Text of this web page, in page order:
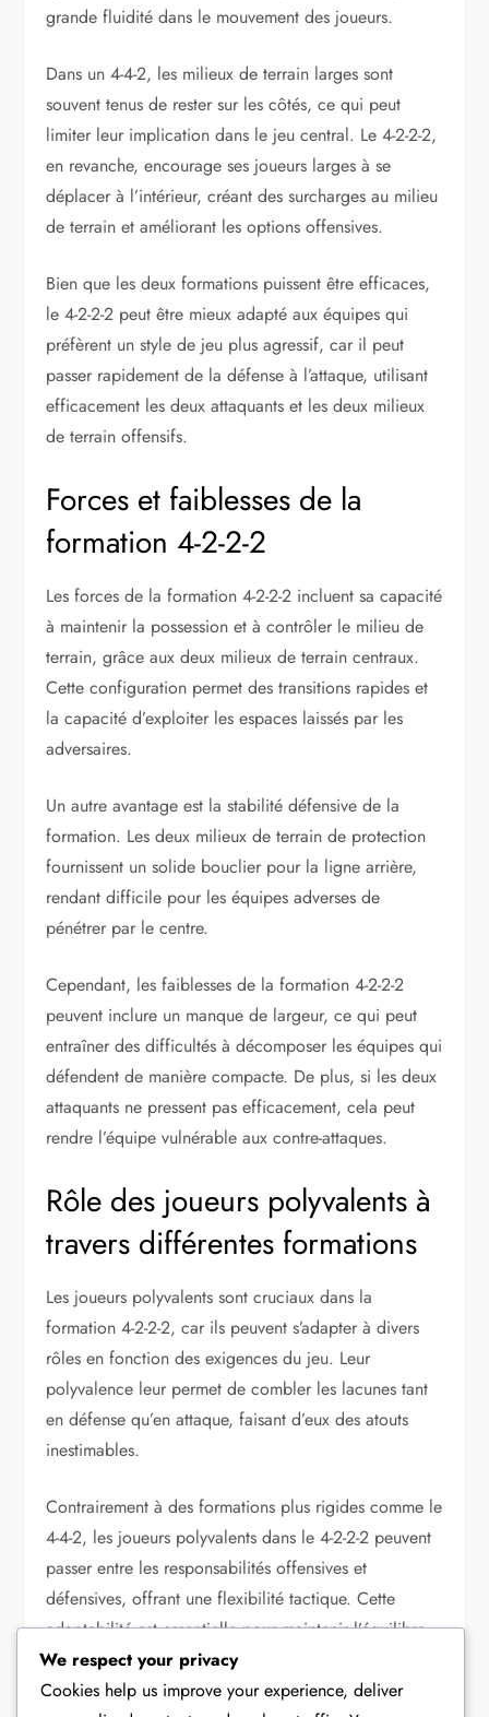
grande fluidité dans le mouvement des joueurs.
Dans un 4-4-2, les milieux de terrain larges sont
souvent tenus de rester sur les côtés, ce qui peut
limiter leur implication dans le jeu central. Le 4-2-2-2,
en revanche, encourage ses joueurs larges à se
déplacer à l’intérieur, créant des surcharges au milieu
de terrain et améliorant les options offensives.
Bien que les deux formations puissent être efficaces,
le 4-2-2-2 peut être mieux adapté aux équipes qui
préfèrent un style de jeu plus agressif, car il peut
passer rapidement de la défense à l’attaque, utilisant
efficacement les deux attaquants et les deux milieux
de terrain offensifs.
Forces et faiblesses de la
formation 4-2-2-2
Les forces de la formation 4-2-2-2 incluent sa capacité
à maintenir la possession et à contrôler le milieu de
terrain, grâce aux deux milieux de terrain centraux.
Cette configuration permet des transitions rapides et
la capacité d’exploiter les espaces laissés par les
adversaires.
Un autre avantage est la stabilité défensive de la
formation. Les deux milieux de terrain de protection
fournissent un solide bouclier pour la ligne arrière,
rendant difficile pour les équipes adverses de
pénétrer par le centre.
Cependant, les faiblesses de la formation 4-2-2-2
peuvent inclure un manque de largeur, ce qui peut
entraîner des difficultés à décomposer les équipes qui
défendent de manière compacte. De plus, si les deux
attaquants ne pressent pas efficacement, cela peut
rendre l’équipe vulnérable aux contre-attaques.
Rôle des joueurs polyvalents à
travers différentes formations
Les joueurs polyvalents sont cruciaux dans la
formation 4-2-2-2, car ils peuvent s’adapter à divers
rôles en fonction des exigences du jeu. Leur
polyvalence leur permet de combler les lacunes tant
en défense qu’en attaque, faisant d’eux des atouts
inestimables.
Contrairement à des formations plus rigides comme le
4-4-2, les joueurs polyvalents dans le 4-2-2-2 peuvent
passer entre les responsabilités offensives et
défensives, offrant une flexibilité tactique. Cette
adaptabilité est essentielle pour maintenir l’équilibre
et la fluidité pendant les matchs.
We respect your privacy
Cookies help us improve your experience, deliver